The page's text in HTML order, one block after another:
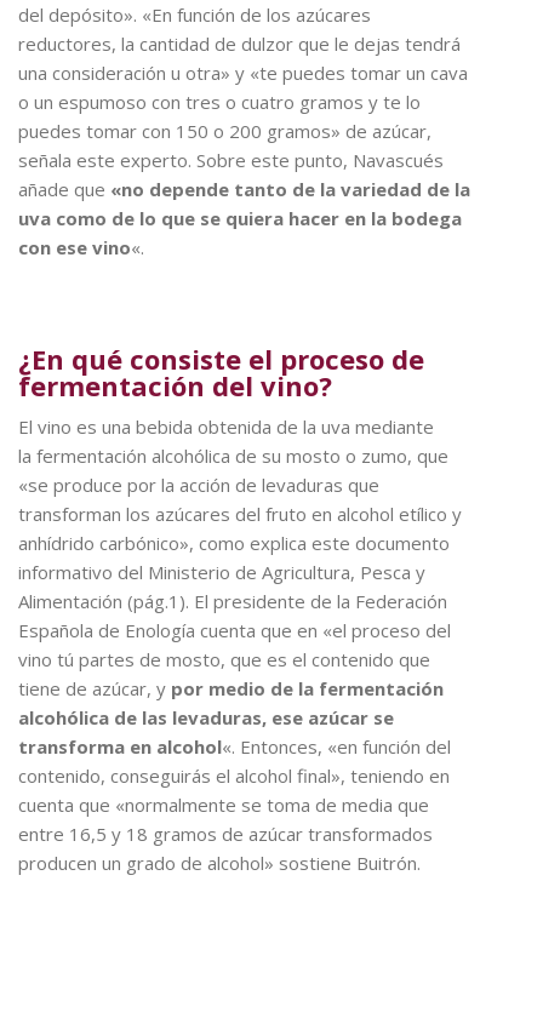
del depósito». «En función de los azúcares
reductores, la cantidad de dulzor que le dejas tendrá
una consideración u otra» y «te puedes tomar un cava
o un espumoso con tres o cuatro gramos y te lo
puedes tomar con 150 o 200 gramos» de azúcar,
señala este experto. Sobre este punto, Navascués
añade que «no depende tanto de la variedad de la
uva como de lo que se quiera hacer en la bodega
con ese vino«.
¿En qué consiste el proceso de
fermentación del vino?
El vino es una bebida obtenida de la uva mediante
la fermentación alcohólica de su mosto o zumo, que
«se produce por la acción de levaduras que
transforman los azúcares del fruto en alcohol etílico y
anhídrido carbónico», como explica este documento
informativo del Ministerio de Agricultura, Pesca y
Alimentación (pág.1). El presidente de la Federación
Española de Enología cuenta que en «el proceso del
vino tú partes de mosto, que es el contenido que
tiene de azúcar, y por medio de la fermentación
alcohólica de las levaduras, ese azúcar se
transforma en alcohol«. Entonces, «en función del
contenido, conseguirás el alcohol final», teniendo en
cuenta que «normalmente se toma de media que
entre 16,5 y 18 gramos de azúcar transformados
producen un grado de alcohol» sostiene Buitrón.